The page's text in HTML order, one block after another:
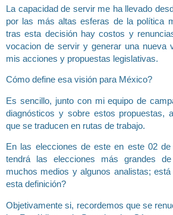
La capacidad de servir me ha llevado
por las más altas esferas de la política
tras esta decisión hay costos y
vocacion de servir y generar una nueva
mis acciones y propuestas legislativas.
Cómo define esa visión para México?
Es sencillo, junto con mi equipo de
diagnósticos y sobre estos propuestas,
que se traducen en rutas de trabajo.
En las elecciones de este en este 02
tendrá las elecciones más grandes
muchos medios y algunos analistas;
esta definición?
Objetivamente si, recordemos que se